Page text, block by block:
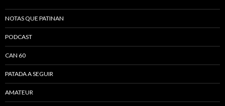
NOTAS QUE PATINAN
PODCAST
CAN 60
PATADA A SEGUIR
AMATEUR